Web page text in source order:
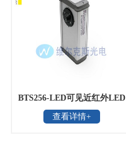
BTS256-LED可见近红外LED
光通量和颜色测量仪
查看详情+